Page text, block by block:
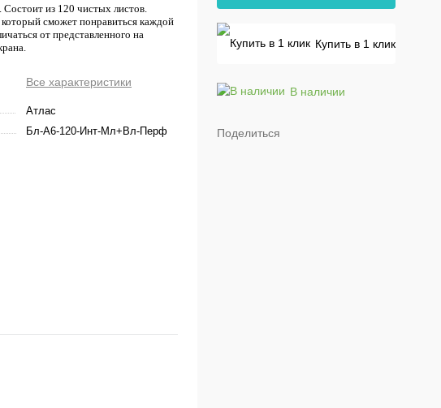
из 120 чистых листов.
сможет понравиться каждой
от представленного на
Все характеристики
Атлас
Бл-А6-120-Инт-Мл+Вл-Перф
Купить в 1 клик
В наличии
Поделиться